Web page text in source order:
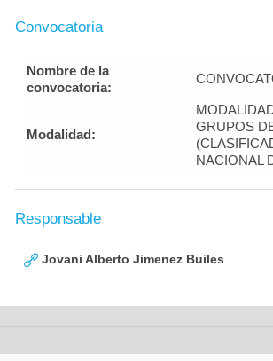
Convocatoria
Nombre de la
convocatoria:
Modalidad:
GRUPOS
NACIONAL
Responsable
Jovani Alberto Jimenez Builes